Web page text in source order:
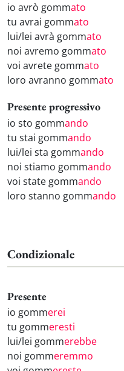
io avrò gommato
tu avrai gommato
lui/lei avrà gommato
noi avremo gommato
voi avrete gommato
loro avranno gommato
Presente progressivo
io sto gommando
tu stai gommando
lui/lei sta gommando
noi stiamo gommando
voi state gommando
loro stanno gommando
Condizionale
Presente
io gommerei
tu gommeresti
lui/lei gommerebbe
noi gommeremmo